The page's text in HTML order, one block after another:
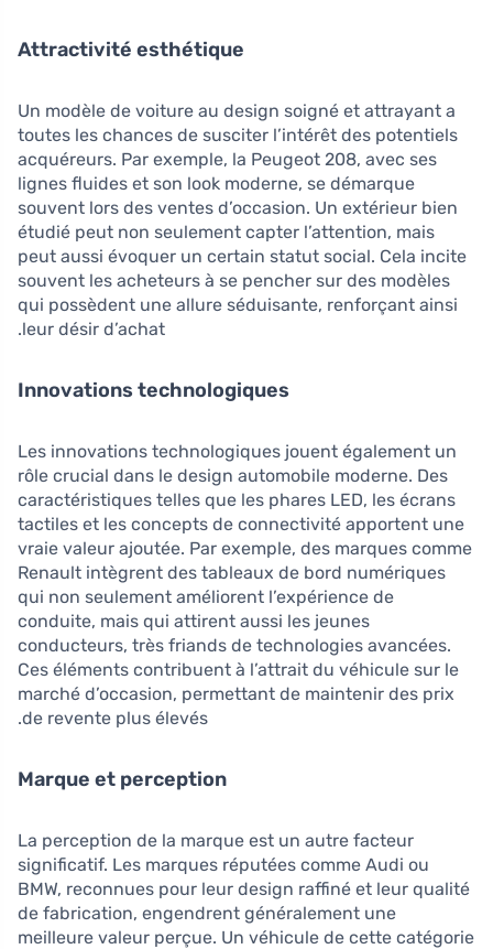
Attractivité esthétique
Un modèle de voiture au design soigné et attrayant a
toutes les chances de susciter l’intérêt des potentiels
acquéreurs. Par exemple, la Peugeot 208, avec ses
lignes fluides et son look moderne, se démarque
souvent lors des ventes d’occasion. Un extérieur bien
étudié peut non seulement capter l’attention, mais
peut aussi évoquer un certain statut social. Cela incite
souvent les acheteurs à se pencher sur des modèles
qui possèdent une allure séduisante, renforçant ainsi
leur désir d’achat.
Innovations technologiques
Les innovations technologiques jouent également un
rôle crucial dans le design automobile moderne. Des
caractéristiques telles que les phares LED, les écrans
tactiles et les concepts de connectivité apportent une
vraie valeur ajoutée. Par exemple, des marques comme
Renault intègrent des tableaux de bord numériques
qui non seulement améliorent l’expérience de
conduite, mais qui attirent aussi les jeunes
conducteurs, très friands de technologies avancées.
Ces éléments contribuent à l’attrait du véhicule sur le
marché d’occasion, permettant de maintenir des prix
de revente plus élevés.
Marque et perception
La perception de la marque est un autre facteur
significatif. Les marques réputées comme Audi ou
BMW, reconnues pour leur design raffiné et leur qualité
de fabrication, engendrent généralement une
meilleure valeur perçue. Un véhicule de cette catégorie